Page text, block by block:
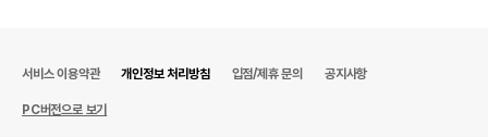
서비스 이용약관 개인정보 처리방침 입점/제휴 문의 공지사항
PC버전으로 보기